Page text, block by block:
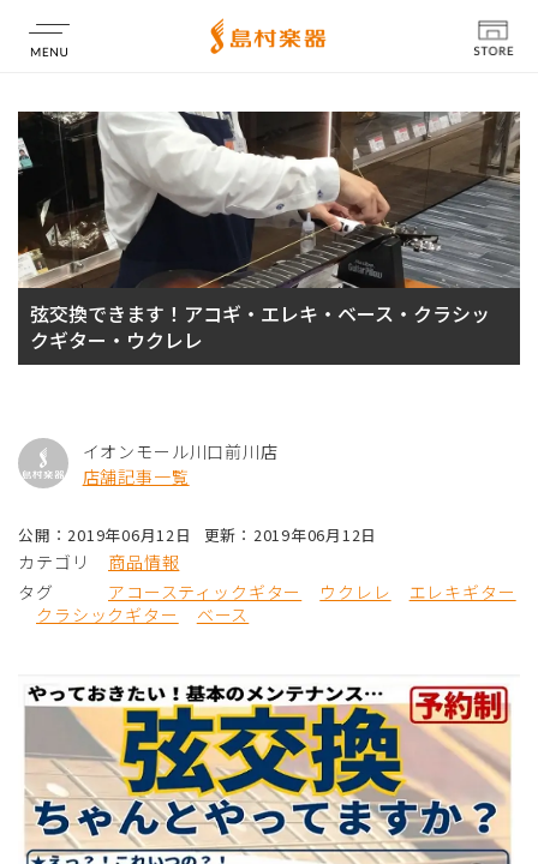
店舗情報
弦交換できます！アコギ・エレキ・ベース・クラシッ
クギター・ウクレレ
イオンモール川口前川店
店舗記事一覧
公開：2019年06月12日 更新：2019年06月12日
カテゴリ
商品情報
タグ
アコースティックギター ウクレレ
エレキギター
クラシックギター
ベース